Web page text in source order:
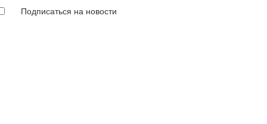
Подписаться на новости